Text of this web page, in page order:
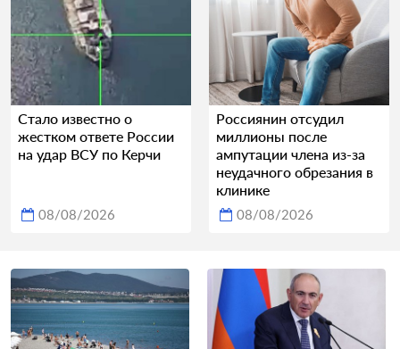
Стало известно о
жестком ответе России
на удар ВСУ по Керчи
08/08/2026
Россиянин отсудил
миллионы после
ампутации члена из-за
неудачного обрезания в
клинике
08/08/2026